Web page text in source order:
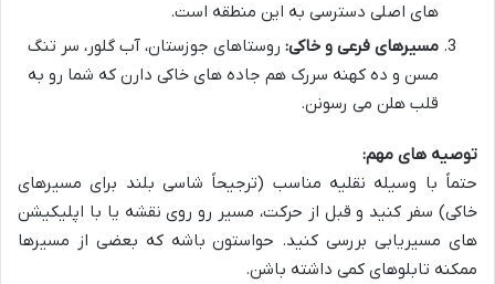
های اصلی دسترسی به این منطقه است.
مسیرهای فرعی و خاکی: روستاهای جوزستان، آب گلور، سر تنگ
مسن و ده کهنه سررک هم جاده های خاکی دارن که شما رو به
قلب هلن می رسونن.
توصیه های مهم:
حتماً با وسیله نقلیه مناسب (ترجیحاً شاسی بلند برای مسیرهای
خاکی) سفر کنید و قبل از حرکت، مسیر رو روی نقشه یا با اپلیکیشن
های مسیریابی بررسی کنید. حواستون باشه که بعضی از مسیرها
ممکنه تابلوهای کمی داشته باشن.